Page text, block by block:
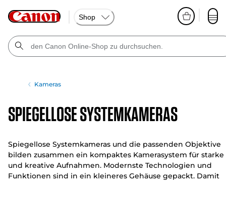
Shop
Kameras
Spiegellose Systemkameras
Spiegellose Systemkameras und die passenden Objektive
bilden zusammen ein kompaktes Kamerasystem für starke
und kreative Aufnahmen. Modernste Technologien und
Funktionen sind in ein kleineres Gehäuse gepackt. Damit